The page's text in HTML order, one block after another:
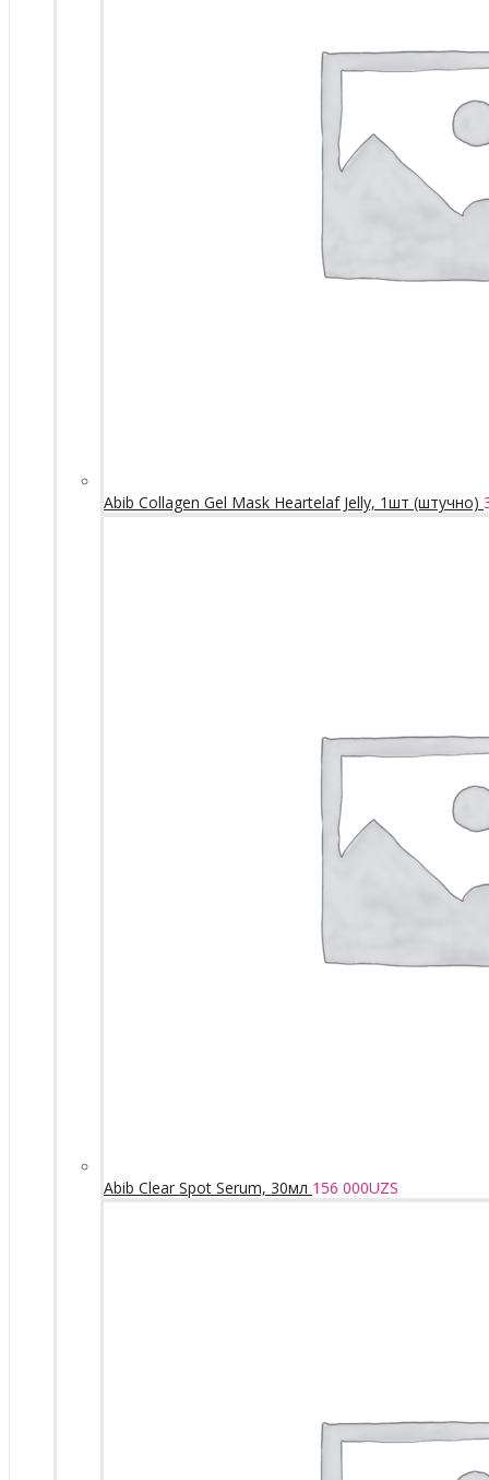
Abib Collagen Gel Mask Heartelaf Jelly, 1шт (штучно)
Abib Clear Spot Serum, 30мл 156 000UZS